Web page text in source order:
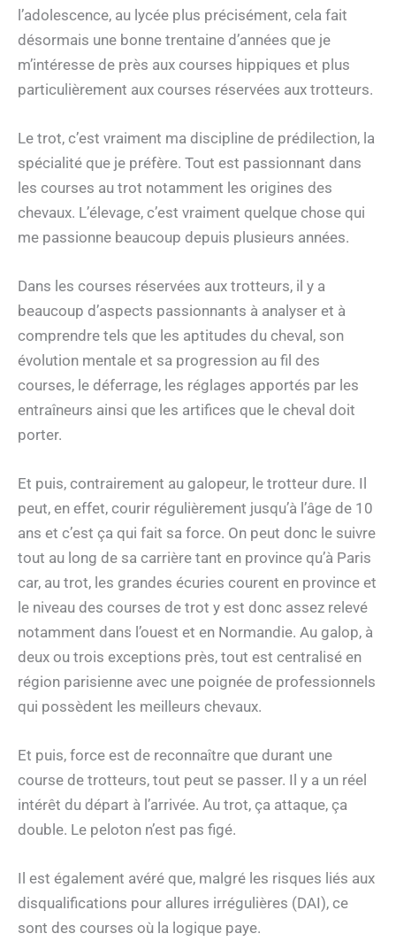
l’adolescence, au lycée plus précisément, cela fait
désormais une bonne trentaine d’années que je
m’intéresse de près aux courses hippiques et plus
particulièrement aux courses réservées aux trotteurs.
Le trot, c’est vraiment ma discipline de prédilection, la
spécialité que je préfère. Tout est passionnant dans
les courses au trot notamment les origines des
chevaux. L’élevage, c’est vraiment quelque chose qui
me passionne beaucoup depuis plusieurs années.
Dans les courses réservées aux trotteurs, il y a
beaucoup d’aspects passionnants à analyser et à
comprendre tels que les aptitudes du cheval, son
évolution mentale et sa progression au fil des
courses, le déferrage, les réglages apportés par les
entraîneurs ainsi que les artifices que le cheval doit
porter.
Et puis, contrairement au galopeur, le trotteur dure. Il
peut, en effet, courir régulièrement jusqu’à l’âge de 10
ans et c’est ça qui fait sa force. On peut donc le suivre
tout au long de sa carrière tant en province qu’à Paris
car, au trot, les grandes écuries courent en province et
le niveau des courses de trot y est donc assez relevé
notamment dans l’ouest et en Normandie. Au galop, à
deux ou trois exceptions près, tout est centralisé en
région parisienne avec une poignée de professionnels
qui possèdent les meilleurs chevaux.
Et puis, force est de reconnaître que durant une
course de trotteurs, tout peut se passer. Il y a un réel
intérêt du départ à l’arrivée. Au trot, ça attaque, ça
double. Le peloton n’est pas figé.
Il est également avéré que, malgré les risques liés aux
disqualifications pour allures irrégulières (DAI), ce
sont des courses où la logique paye.